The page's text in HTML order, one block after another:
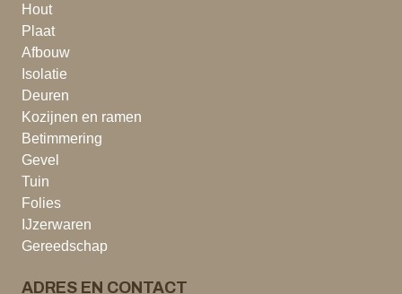
Hout
Plaat
Afbouw
Isolatie
Deuren
Kozijnen en ramen
Betimmering
Gevel
Tuin
Folies
IJzerwaren
Gereedschap
ADRES EN CONTACT